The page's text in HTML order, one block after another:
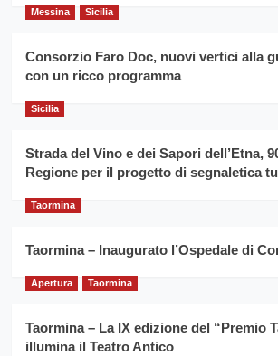
grano
anno
Franco
Caruso
Messina Sicilia
Consorzio Faro Doc, nuovi vertici alla
con un ricco programma
Sicilia
Strada del Vino e dei Sapori dell’Etna,
Regione per il progetto di segnaletica
Taormina
Taormina – Inaugurato l’Ospedale di
Apertura Taormina
Taormina – La IX edizione del “Premio
illumina il Teatro Antico